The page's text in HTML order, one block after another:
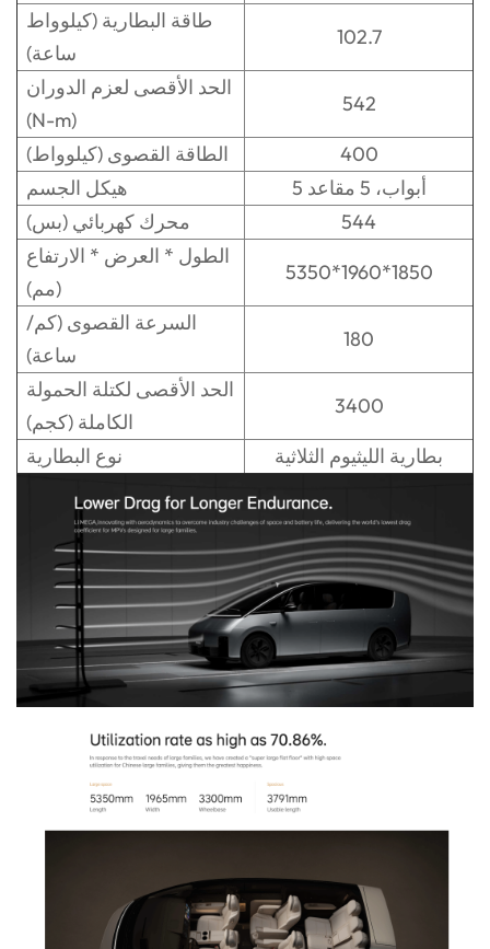
طاقة البطارية (كيلوواط
ساعة)
102.7
الحد الأقصى لعزم الدوران
(N-m)
542
الطاقة القصوى (كيلوواط)
400
هيكل الجسم
5 أبواب، 5 مقاعد
محرك كهربائي (بس)
544
الطول * العرض * الارتفاع
(مم)
5350*1960*1850
السرعة القصوى (كم/
ساعة)
180
الحد الأقصى لكتلة الحمولة
الكاملة (كجم)
3400
نوع البطارية
بطارية الليثيوم الثلاثية